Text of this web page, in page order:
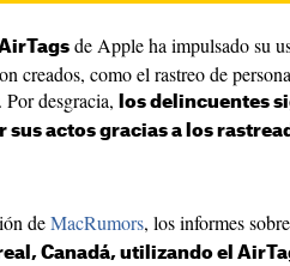
de Apple ha impulsado su
creados, como el rastreo de
Por desgracia,
los delincuentes
sus actos gracias a los
deMacRumors, los informes sobre
Canadá, utilizando el